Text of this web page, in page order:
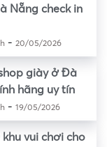
Nẵng check in
- 20/05/2026
giày ở Đà
hãng uy tín
- 19/05/2026
khu vui chơi cho